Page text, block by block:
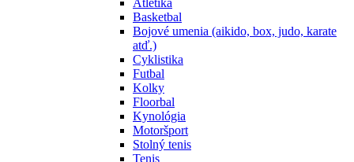
Atletika
Basketbal
Bojové umenia (aikido, box, judo, karate
atď.)
Cyklistika
Futbal
Kolky
Floorbal
Kynológia
Motoršport
Stolný tenis
Tenis